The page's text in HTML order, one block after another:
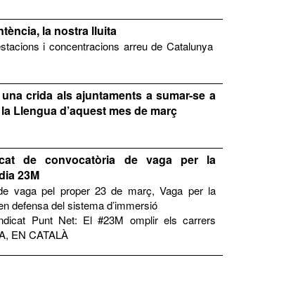
la nostra lluita
i concentracions arreu de Catalunya
crida als ajuntaments a sumar-se a
Llengua d’aquest mes de març
de convocatòria de vaga per la
23M
vaga pel proper 23 de març, Vaga per la
defensa del sistema d’immersió
Punt Net: El #23M omplir els carrers
EN CATALÀ